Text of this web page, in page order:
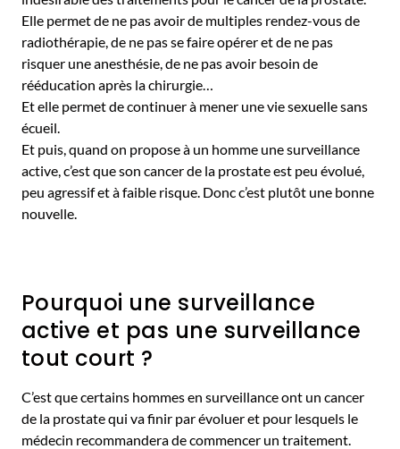
Elle permet de ne pas avoir de multiples rendez-vous de
radiothérapie, de ne pas se faire opérer et de ne pas
risquer une anesthésie, de ne pas avoir besoin de
rééducation après la chirurgie…
Et elle permet de continuer à mener une vie sexuelle sans
écueil.
Et puis, quand on propose à un homme une surveillance
active, c’est que son cancer de la prostate est peu évolué,
peu agressif et à faible risque. Donc c’est plutôt une bonne
nouvelle.
Pourquoi une surveillance
active et pas une surveillance
tout court ?
C’est que certains hommes en surveillance ont un cancer
de la prostate qui va finir par évoluer et pour lesquels le
médecin recommandera de commencer un traitement.